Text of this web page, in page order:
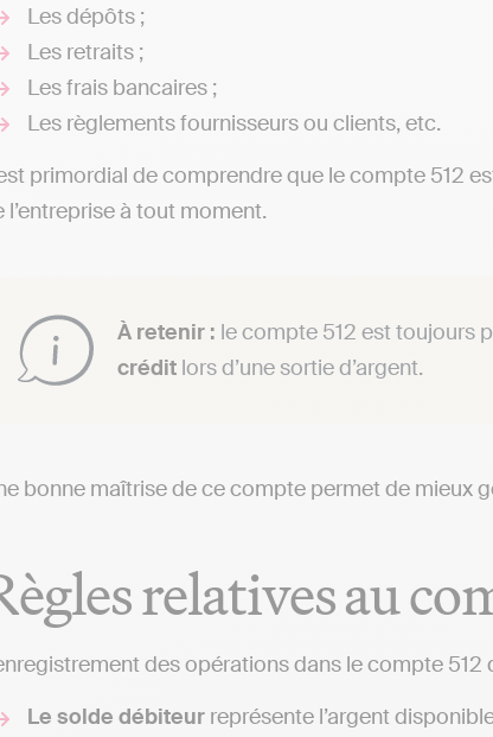
Les dépôts ;
Les retraits ;
Les frais bancaires ;
Les règlements fournisseurs ou clients, etc.
primordial de comprendre que le compte 512
l’entreprise à tout moment.
À retenir : le compte 512 est toujours
crédit lors d’une sortie d’argent.
bonne maîtrise de ce compte permet de mieux
relatives au
des opérations dans le compte
Le solde débiteur représente l’argent